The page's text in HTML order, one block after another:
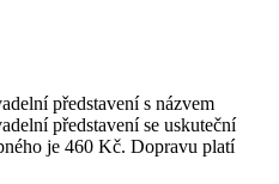
představení s názvem
představení se uskuteční
je 460 Kč. Dopravu platí